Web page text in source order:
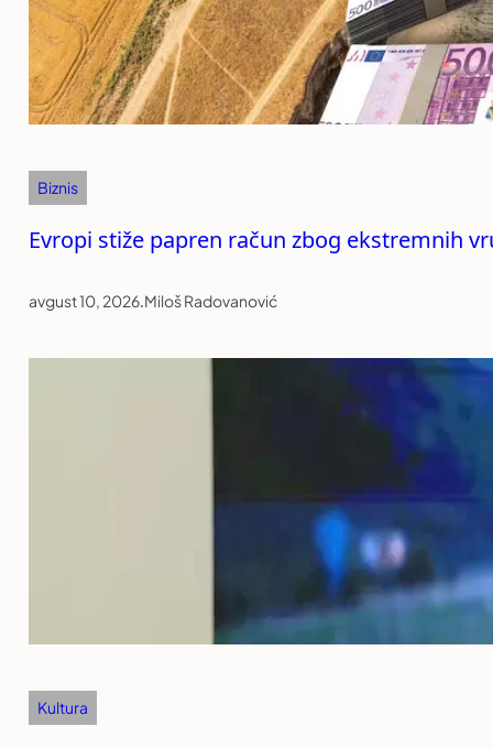
Biznis
Evropi stiže papren račun zbog ekstremnih
avgust 10, 2026.Miloš Radovanović
Kultura